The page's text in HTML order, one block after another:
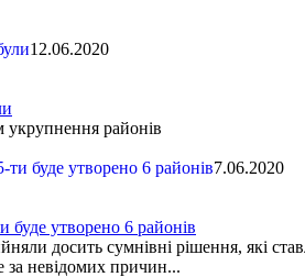
12.06.2020
районів
7.06.2020
буде утворено 6 районів
досить сумнівні рішення, які
за невідомих причин...